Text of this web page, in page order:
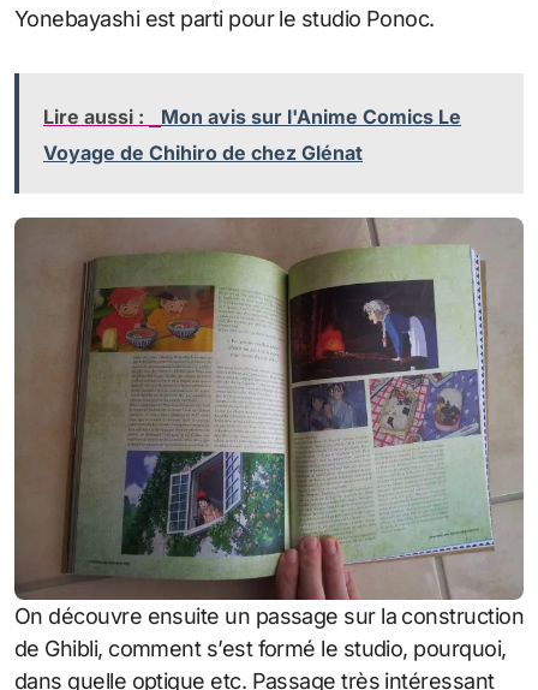
Yonebayashi est parti pour le studio Ponoc.
Lire aussi :
Mon avis sur l'Anime Comics Le
Voyage de Chihiro de chez Glénat
On découvre ensuite un passage sur la construction
de Ghibli, comment s’est formé le studio, pourquoi,
dans quelle optique etc. Passage très intéressant